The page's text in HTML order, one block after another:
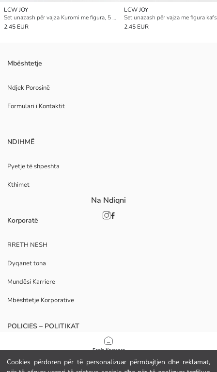
Cookies përdoren për të personalizuar përmbajtjen dhe reklamat,
Faqja Kryesore
LCW JOY
Set unazash për vajza Kuromi me figura, 5 copë
2.45 EUR
LCW JOY
2.45 EUR
Mbështetje
Ndjek Porosinë
Formulari i Kontaktit
NDIHMË
Pyetje të shpeshta
Kthimet
Korporatë
RRETH NESH
Dyqanet tona
Mundësi Karriere
Mbështetje Korporative
POLICIES – POLITIKAT
Politika e Privatësisë
Kushtet e Kontratës
Na Ndiqni